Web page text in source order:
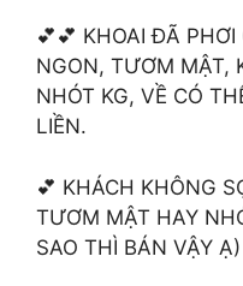
💕💕 KHOAI ĐÃ
NGON, TƯƠM MẬT,
NHÓT KG, VỀ CÓ
LIỀN.
💕 KHÁCH KHÔNG
TƯƠM MẬT HAY
SAO THÌ BÁN VẬY Ạ)